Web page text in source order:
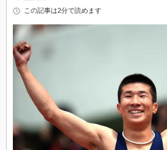
この記事は2分で読めます